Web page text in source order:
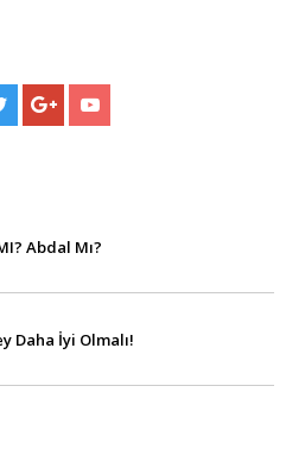
Abdal Mı?
Daha İyi Olmalı!